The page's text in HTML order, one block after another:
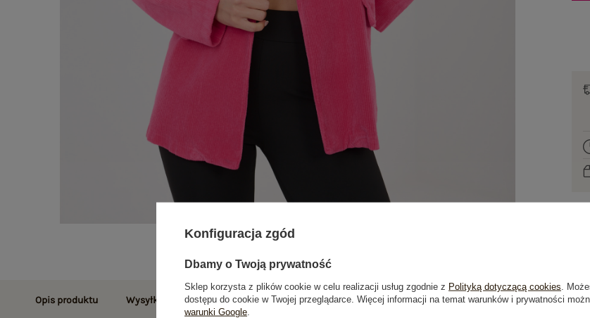
Opis produktu Wysyłka i dostawa Zwroty i reklamacje Opinie o produkcie(0)
Konfiguracja zgód
Dbamy o Twoją prywatność
Sklep korzysta z plików cookie w celu realizacji usług zgodnie z Polityką dotyczącą cookies .
dostępu do cookie w Twojej przeglądarce. Więcej informacji na temat warunków i prywatności
warunki Google